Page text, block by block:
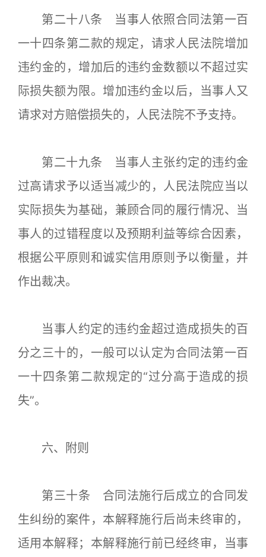
第二十八条 当事人依照合同法第一百
一十四条第二款的规定，请求人民法院增加
违约金的，增加后的违约金数额以不超过实
际损失额为限。增加违约金以后，当事人又
请求对方赔偿损失的，人民法院不予支持。
第二十九条 当事人主张约定的违约金
过高请求予以适当减少的，人民法院应当以
实际损失为基础，兼顾合同的履行情况、当
事人的过错程度以及预期利益等综合因素，
根据公平原则和诚实信用原则予以衡量，并
作出裁决。
当事人约定的违约金超过造成损失的百
分之三十的，一般可以认定为合同法第一百
一十四条第二款规定的“过分高于造成的损
失”。
六、附则
第三十条 合同法施行后成立的合同发
生纠纷的案件，本解释施行后尚未终审的，
适用本解释；本解释施行前已经终审，当事